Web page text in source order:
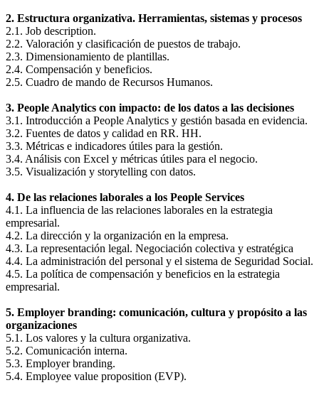
2. Estructura organizativa. Herramientas, sistemas y procesos
2.1. Job description.
2.2. Valoración y clasificación de puestos de trabajo.
2.3. Dimensionamiento de plantillas.
2.4. Compensación y beneficios.
2.5. Cuadro de mando de Recursos Humanos.
3. People Analytics con impacto: de los datos a las decisiones
3.1. Introducción a People Analytics y gestión basada en evidencia.
3.2. Fuentes de datos y calidad en RR. HH.
3.3. Métricas e indicadores útiles para la gestión.
3.4. Análisis con Excel y métricas útiles para el negocio.
3.5. Visualización y storytelling con datos.
4. De las relaciones laborales a los People Services
4.1. La influencia de las relaciones laborales en la estrategia
empresarial.
4.2. La dirección y la organización en la empresa.
4.3. La representación legal. Negociación colectiva y estratégica
4.4. La administración del personal y el sistema de Seguridad Social.
4.5. La política de compensación y beneficios en la estrategia
empresarial.
5. Employer branding: comunicación, cultura y propósito a las
organizaciones
5.1. Los valores y la cultura organizativa.
5.2. Comunicación interna.
5.3. Employer branding.
5.4. Employee value proposition (EVP).